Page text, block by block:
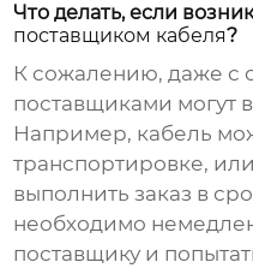
Что делать, если
поставщиком кабеля?
К сожалению, даже
поставщиками могут
Например, кабель
транспортировке,
выполнить заказ в
необходимо
поставщику и